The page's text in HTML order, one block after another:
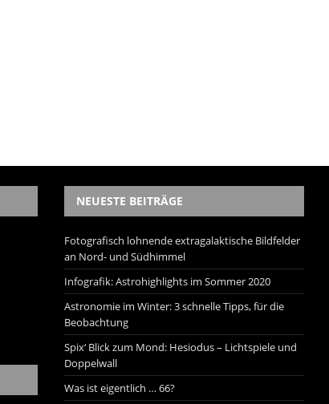
NEUESTE BEITRÄGE
Fotografisch lohnende extragalaktische Bildfelder
an Nord- und Südhimmel
Infografik: Astrohighlights im Sommer 2020
Astronomie im Winter: 3 schnelle Tipps, für die
Beobachtung
Spix‘ Blick zum Mond: Hesiodus – Lichtspiele und
Doppelwall
Was ist eigentlich … 66?